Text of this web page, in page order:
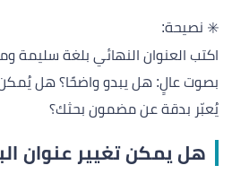
✳️ نصيحة:
اكتب العنوان النهائي بلغة سليمة
بصوت عالٍ: هل يبدو واضحًا؟ هل
يُعبّر بدقة عن مضمون بحثك؟
هل يمكن تغيير عنوان